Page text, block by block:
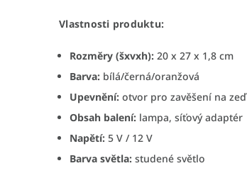
Vlastnosti produktu:
Rozměry (šxvxh): 20 x 27 x 1,8 cm
Barva: bílá/černá/oranžová
Upevnění: otvor pro zavěšení na zeď
Obsah balení: lampa, síťový adaptér
Napětí: 5 V / 12 V
Barva světla: studené světlo